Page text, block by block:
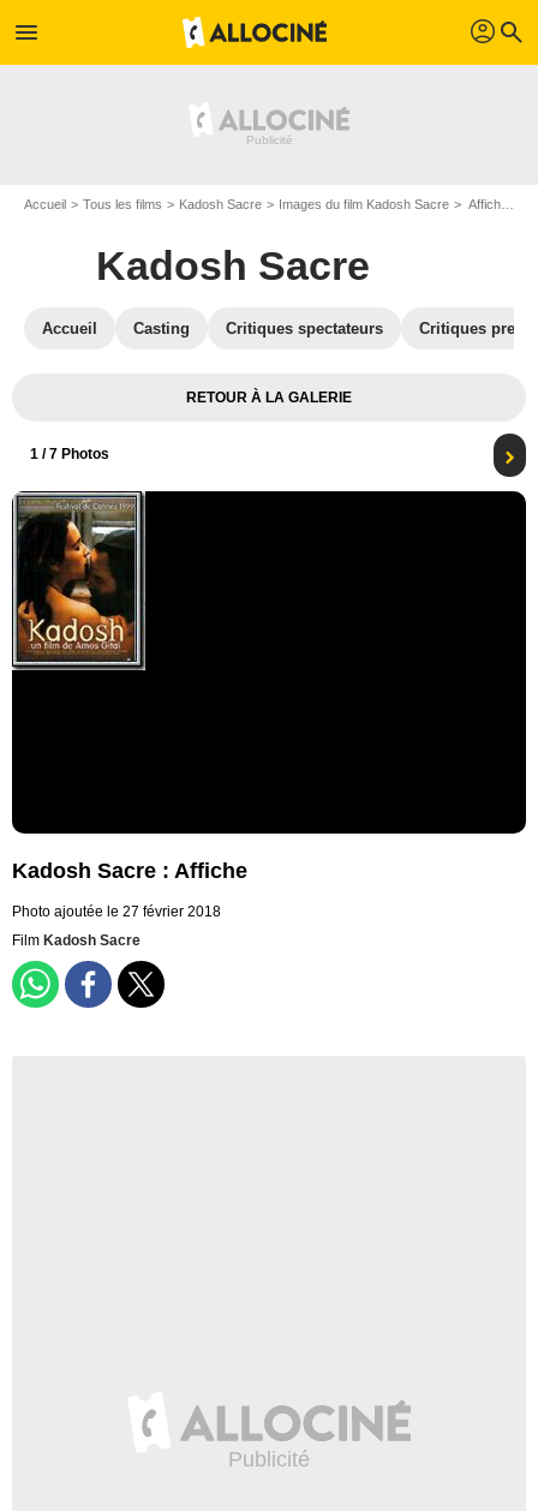
menu profil search
Accueil Tous les films Kadosh Sacre Images du film Kadosh Sacre Affiche du film Kadosh Sacre - Photo 1
Kadosh Sacre
Accueil Casting Critiques spectateurs Critiques
RETOUR À LA GALERIE
1 / 7 Photos
Kadosh Sacre : Affiche
Photo ajoutée le 27 février 2018
Film Kadosh Sacre